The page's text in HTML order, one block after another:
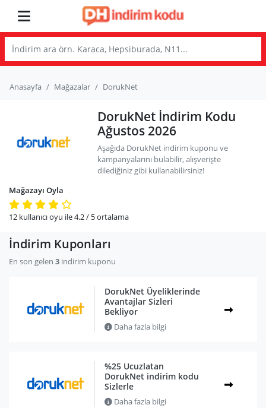
Anasayfa Mağazalar DorukNet
Mağazayı Oyla
12 kullanıcı oyu ile4.2/ 5ortalama
DorukNet İndirim Kodu
Ağustos 2026
Aşağıda DorukNet indirim kuponu ve
kampanyalarını bulabilir, alışverişte
dilediğiniz gibi kullanabilirsiniz!
İndirim Kuponları
En son gelen 3 indirim kuponu
DorukNet Üyeliklerinde
Avantajlar Sizleri
Bekliyor
Daha fazla bilgi
%25 Ucuzlatan
DorukNet indirim kodu
Sizlerle
Daha fazla bilgi